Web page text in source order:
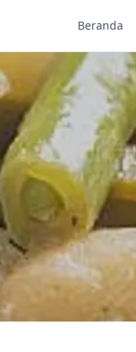
Beranda